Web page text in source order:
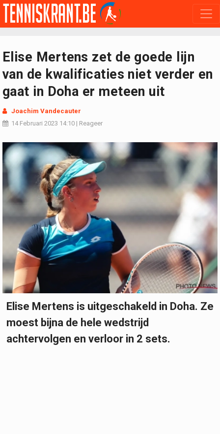
Elise Mertens zet de goede lijn
van de kwalificaties niet verder en
gaat in Doha er meteen uit
Joachim Vandecauter
14 Februari 2023 14:10 | Reageer
Elise Mertens is uitgeschakeld in Doha. Ze
moest bijna de hele wedstrijd
achtervolgen en verloor in 2 sets.